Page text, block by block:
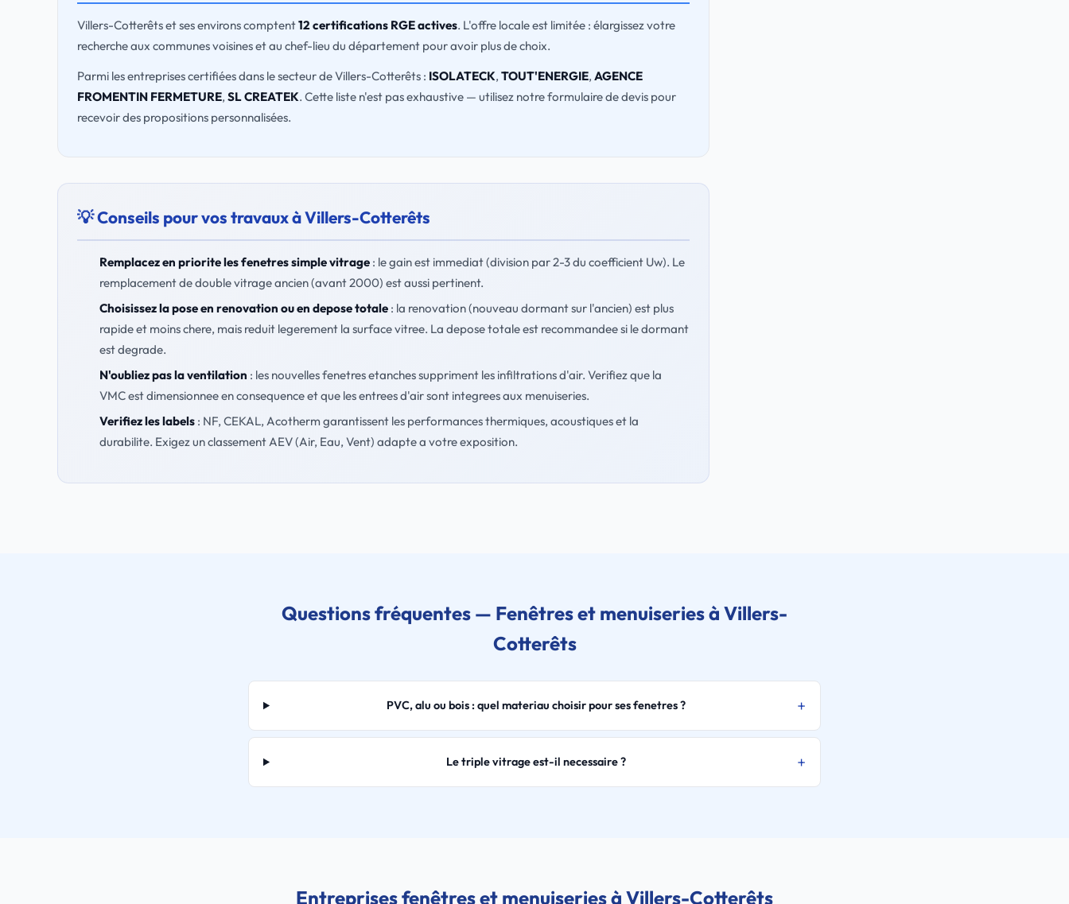
Villers-Cotterêts et ses environs comptent12 certifications RGE actives. L'offre locale est limitée : élargissez votre
recherche aux communes voisines et au chef-lieu du département pour avoir plus de choix.
Parmi les entreprises certifiées dans le secteur de Villers-Cotterêts : ISOLATECK, TOUT'ENERGIE, AGENCE
FROMENTIN FERMETURE, SL CREATEK. Cette liste n'est pas exhaustive — utilisez notre formulaire de devis pour
recevoir des propositions personnalisées.
💡 Conseils pour vos travaux à Villers-Cotterêts
Remplacez en priorite les fenetres simple vitrage: le gain est immediat (division par 2-3 du coefficient Uw). Le
remplacement de double vitrage ancien (avant 2000) est aussi pertinent.
Choisissez la pose en renovation ou en depose totale: la renovation (nouveau dormant sur l'ancien) est plus
rapide et moins chere, mais reduit legerement la surface vitree. La depose totale est recommandee si le dormant
est degrade.
N'oubliez pas la ventilation : les nouvelles fenetres etanches suppriment les infiltrations d'air. Verifiez que la
VMC est dimensionnee en consequence et que les entrees d'air sont integrees aux menuiseries.
Verifiez les labels: NF, CEKAL, Acotherm garantissent les performances thermiques, acoustiques et la
durabilite. Exigez un classement AEV (Air, Eau, Vent) adapte a votre exposition.
Questions fréquentes — Fenêtres et menuiseries à Villers-
Cotterêts
PVC, alu ou bois : quel materiau choisir pour ses fenetres ?
Le triple vitrage est-il necessaire ?
Entreprises fenêtres et menuiseries à Villers-Cotterêts